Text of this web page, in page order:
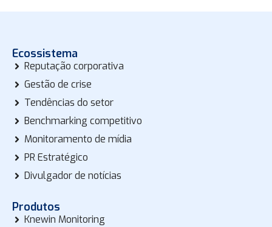
Ecossistema
Reputação corporativa
Gestão de crise
Tendências do setor
Benchmarking competitivo
Monitoramento de mídia
PR Estratégico
Divulgador de notícias
Produtos
Knewin Monitoring